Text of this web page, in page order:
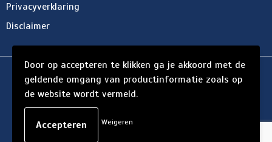
Privacyverklaring
Disclaimer
© Copyright d'Hersigny 2024
Door op accepteren te klikken ga je akkoord met de
geldende omgang van productinformatie zoals op
de website wordt vermeld.
Weigeren